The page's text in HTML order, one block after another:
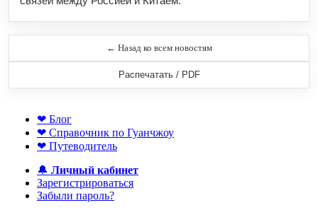
← Назад ко всем новостям
Распечатать / PDF
❤ Блог
❤ Справочник по Гуанчжоу
❤ Путеводитель
🔔 Личный кабинет
Зарегистрироваться
Забыли пароль?